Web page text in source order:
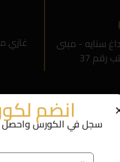
سنايه - مبنى
37
غازي
التالية أو التواصل عبر
انضم
سجل في الكورس واحصل